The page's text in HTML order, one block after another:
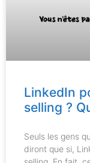
LinkedIn
selling ?
Seuls les gens
diront que si,